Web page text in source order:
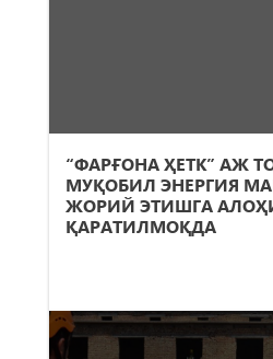
“ФАРҒОНА ҲЕТК” АЖ
МУҚОБИЛ ЭНЕРГИЯ
ЖОРИЙ ЭТИШГА
ҚАРАТИЛМОҚДА